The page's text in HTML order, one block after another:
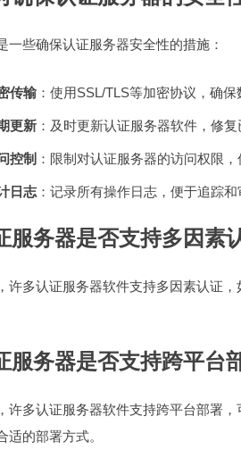
一些确保认证服务器安全性的措施：
传输 ：使用SSL/TLS等加密协议，确
更新 ：及时更新认证服务器软件，修复
控制 ：限制对认证服务器的访问权限
日志 ：记录所有操作日志，便于追踪和
服务器是否支持多因素
许多认证服务器软件支持多因素认证
服务器是否支持跨平台
许多认证服务器软件支持跨平台部署
适的部署方式。